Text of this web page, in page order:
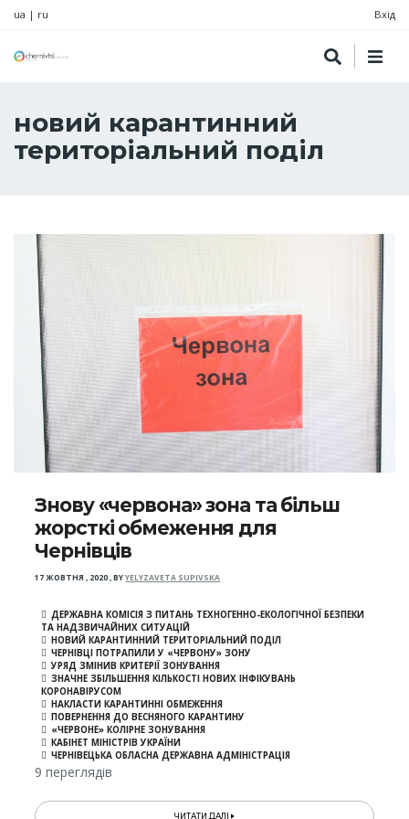
ua | ru Вхід
новий карантинний
територіальний поділ
Знову «червона» зона та більш
жорсткі обмеження для
Чернівців
17 ЖОВТНЯ , 2020,BYYELYZAVETA SUPIVSKA
ДЕРЖАВНА КОМІСІЯ З ПИТАНЬ ТЕХНОГЕННО-ЕКОЛОГІЧНОЇ БЕЗПЕКИ
ТА НАДЗВИЧАЙНИХ СИТУАЦІЙ
НОВИЙ КАРАНТИННИЙ ТЕРИТОРІАЛЬНИЙ ПОДІЛ
ЧЕРНІВЦІ ПОТРАПИЛИ У «ЧЕРВОНУ» ЗОНУ
УРЯД ЗМІНИВ КРИТЕРІЇ ЗОНУВАННЯ
ЗНАЧНЕ ЗБІЛЬШЕННЯ КІЛЬКОСТІ НОВИХ ІНФІКУВАНЬ
КОРОНАВІРУСОМ
НАКЛАСТИ КАРАНТИННІ ОБМЕЖЕННЯ
ПОВЕРНЕННЯ ДО ВЕСНЯНОГО КАРАНТИНУ
«ЧЕРВОНЕ» КОЛІРНЕ ЗОНУВАННЯ
КАБІНЕТ МІНІСТРІВ УКРАЇНИ
ЧЕРНІВЕЦЬКА ОБЛАСНА ДЕРЖАВНА АДМІНІСТРАЦІЯ
9 переглядів
ЧИТАТИ ДАЛІ